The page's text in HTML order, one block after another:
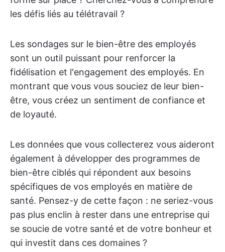
les défis liés au télétravail ?
Les sondages sur le bien-être des employés
sont un outil puissant pour renforcer la
fidélisation et l'engagement des employés. En
montrant que vous vous souciez de leur bien-
être, vous créez un sentiment de confiance et
de loyauté.
Les données que vous collecterez vous aideront
également à développer des programmes de
bien-être ciblés qui répondent aux besoins
spécifiques de vos employés en matière de
santé. Pensez-y de cette façon : ne seriez-vous
pas plus enclin à rester dans une entreprise qui
se soucie de votre santé et de votre bonheur et
qui investit dans ces domaines ?